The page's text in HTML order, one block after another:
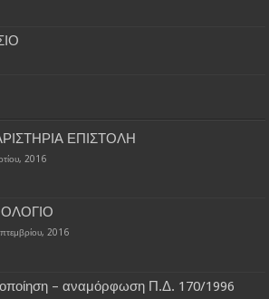
ΕΠΙΣΤΟΛΗ
2016
2016
– αναμόρφωση Π.Δ. 170/1996